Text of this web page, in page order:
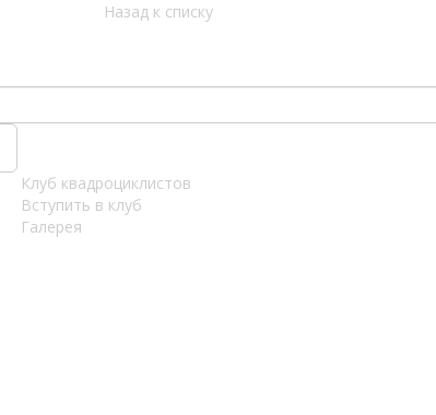
Назад к списку
Клуб квадроциклистов
Вступить в клуб
Галерея